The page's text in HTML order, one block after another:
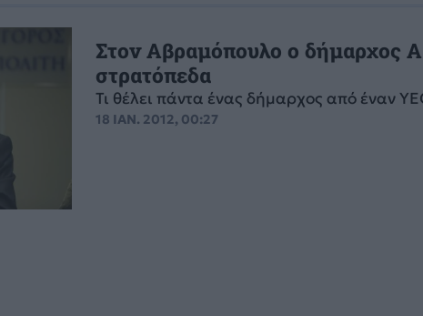
Στον Αβραμόπουλο ο δήμαρχος
στρατόπεδα
Τι θέλει πάντα ένας δήμαρχος από έναν
18 ΙΑΝ. 2012, 00:27